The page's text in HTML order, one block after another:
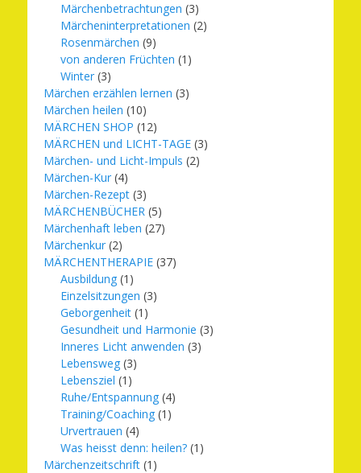
Märchenbetrachtungen (3)
Märcheninterpretationen (2)
Rosenmärchen (9)
von anderen Früchten (1)
Winter (3)
Märchen erzählen lernen (3)
Märchen heilen (10)
MÄRCHEN SHOP (12)
MÄRCHEN und LICHT-TAGE (3)
Märchen- und Licht-Impuls (2)
Märchen-Kur (4)
Märchen-Rezept (3)
MÄRCHENBÜCHER (5)
Märchenhaft leben (27)
Märchenkur (2)
MÄRCHENTHERAPIE (37)
Ausbildung (1)
Einzelsitzungen (3)
Geborgenheit (1)
Gesundheit und Harmonie (3)
Inneres Licht anwenden (3)
Lebensweg (3)
Lebensziel (1)
Ruhe/Entspannung (4)
Training/Coaching (1)
Urvertrauen (4)
Was heisst denn: heilen? (1)
Märchenzeitschrift (1)